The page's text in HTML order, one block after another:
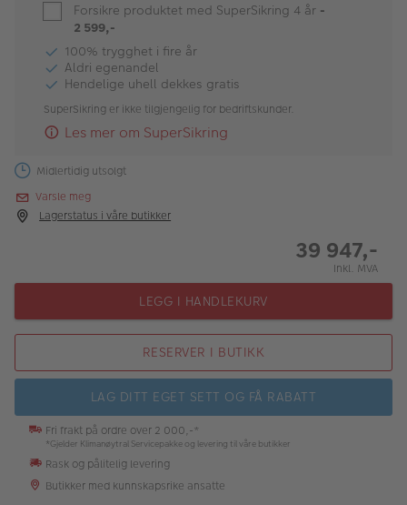
Forsikre produktet med SuperSikring 4 år -
2 599,-
100% trygghet i fire år
Aldri egenandel
Hendelige uhell dekkes gratis
SuperSikring er ikke tilgjengelig for bedriftskunder.
Les mer om SuperSikring
Midlertidig utsolgt
Varsle meg
Lagerstatus i våre butikker
39 947,-
Inkl. MVA
LEGG I HANDLEKURV
RESERVER I BUTIKK
LAG DITT EGET SETT OG FÅ RABATT
Fri frakt på ordre over 2 000,-*
*Gjelder Klimanøytral Servicepakke og levering til våre butikker
Rask og pålitelig levering
Butikker med kunnskapsrike ansatte